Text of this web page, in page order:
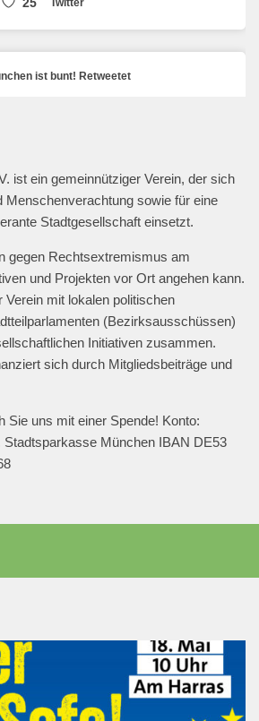
25 Twitter
ist bunt! Retweetet
#bringthemhomenow
13 Twitter
Mehr laden
ist ein gemeinnütziger Verein, der sich
Menschenverachtung sowie für eine
Stadtgesellschaft einsetzt.
gegen Rechtsextremismus am
und Projekten vor Ort angehen kann.
Verein mit lokalen politischen
(Bezirksausschüssen)
Initiativen zusammen.
sich durch Mitgliedsbeiträge und
Sie uns mit einer Spende! Konto:
Stadtsparkasse München IBAN DE53